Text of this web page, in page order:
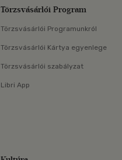
Törzsvásárlói Program
Törzsvásárlói Programunkról
Törzsvásárlói Kártya egyenlege
Törzsvásárlói szabályzat
Libri App